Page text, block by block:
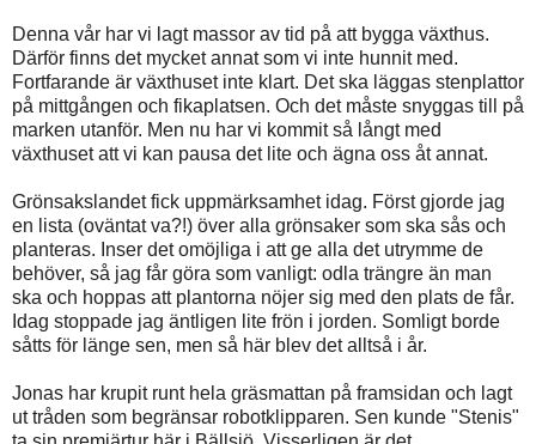
Denna vår har vi lagt massor av tid på att bygga växthus.
Därför finns det mycket annat som vi inte hunnit med.
Fortfarande är växthuset inte klart. Det ska läggas stenplattor
på mittgången och fikaplatsen. Och det måste snyggas till på
marken utanför. Men nu har vi kommit så långt med
växthuset att vi kan pausa det lite och ägna oss åt annat.
Grönsakslandet fick uppmärksamhet idag. Först gjorde jag
en lista (oväntat va?!) över alla grönsaker som ska sås och
planteras. Inser det omöjliga i att ge alla det utrymme de
behöver, så jag får göra som vanligt: odla trängre än man
ska och hoppas att plantorna nöjer sig med den plats de får.
Idag stoppade jag äntligen lite frön i jorden. Somligt borde
såtts för länge sen, men så här blev det alltså i år.
Jonas har krupit runt hela gräsmattan på framsidan och lagt
ut tråden som begränsar robotklipparen. Sen kunde "Stenis"